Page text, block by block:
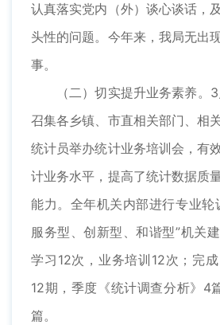
认真落实党内（外）谈心谈话，
头性的问题。今年来，我局无出
事。
（二）切实提升业务素养。
召集各乡镇、市直相关部门、相
统计员举办统计业务培训会，有
计业务水平，提高了统计数据质
能力。全年机关内部进行专业轮
服务型、创新型、和谐型”机关
学习12次，业务培训12次；完成
12期，季度《统计调查分析》4
篇。